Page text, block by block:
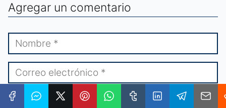
Agregar un comentario